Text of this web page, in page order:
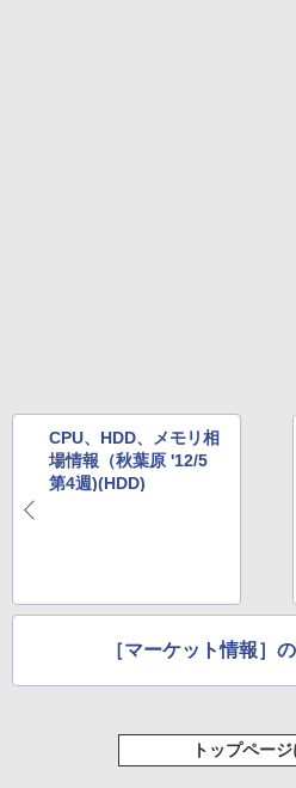
CPU、HDD、メモリ相
場情報（秋葉原 '12/5
第4週)(HDD)
［マーケット情報］
トップペー